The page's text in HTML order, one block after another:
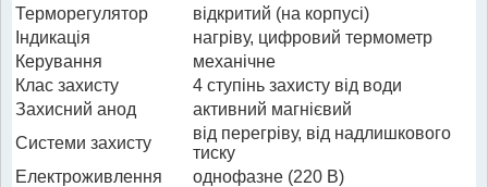
Терморегулятор
відкритий (на корпусі)
Індикація
нагріву, цифровий термометр
Керування
механічне
Клас захисту
4 ступінь захисту від води
Захисний анод
активний магнієвий
Системи захисту
від перегріву, від надлишкового
тиску
Електроживлення
однофазне (220 В)